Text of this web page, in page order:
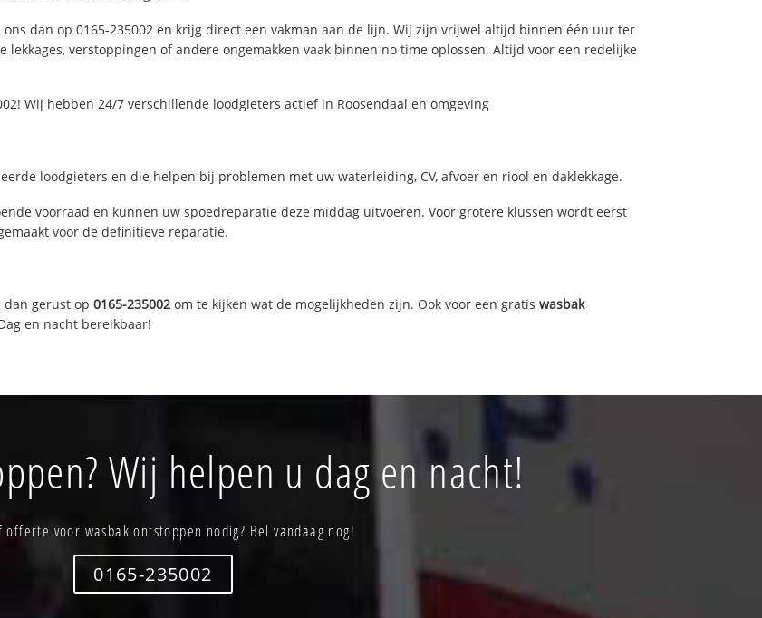
dan op 0165-235002 en krijg direct een vakman aan de lijn. Wij zijn vrijwel altijd binnen één uur ter
lekkages, verstoppingen of andere ongemakken vaak binnen no time oplossen. Altijd voor een redelijke
Wij hebben 24/7 verschillende loodgieters actief in Roosendaal en omgeving
loodgieters en die helpen bij problemen met uw waterleiding, CV, afvoer en riool en daklekkage.
voorraad en kunnen uw spoedreparatie deze middag uitvoeren. Voor grotere klussen wordt eerst
voor de definitieve reparatie.
dan gerust op0165-235002 om te kijken wat de mogelijkheden zijn. Ook voor een gratiswasbak
en nacht bereikbaar!
Wij helpen u dag en nacht!
offerte voor wasbak ontstoppen nodig? Bel vandaag nog!
0165-235002